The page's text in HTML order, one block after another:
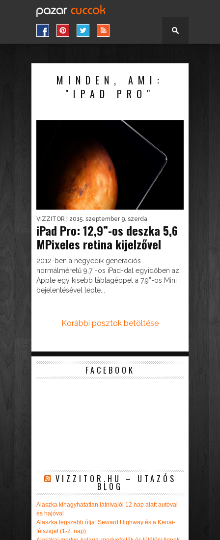
MINDEN, AMI:
"IPAD PRO"
VIZZITOR | 2015. szeptember 9. szerda
iPad Pro: 12,9”-os deszka 5,6
MPixeles retina kijelzővel
2012-ben a negyedik generációs
normálméretű 9,7”-os iPad-dal egyidőben az
Apple egy kisebb táblagéppel a 7,9”-os Mini
bejelentésével lepte...
Korábbi posztok betöltése
FACEBOOK
VIZZITOR.HU – UTAZÓS
BLOG
Alaszka kihagyhatatlan látnivalói 12 nap alatt autóval
és hajóval
Alaszka legszebb útja: Seward Highway és a Kenai-
félsziget (1-2. nap)